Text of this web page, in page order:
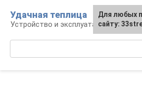
контенту
Удачная теплица
Устройство и эксплуатация теплиц
Для любых
сайту: